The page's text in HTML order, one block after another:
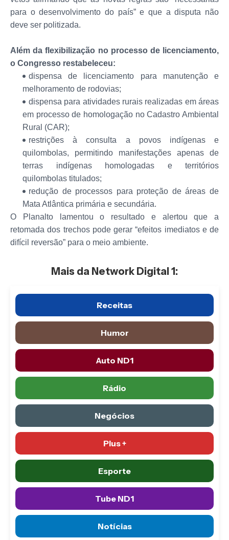
para o desenvolvimento do país” e que a disputa não
deve ser politizada.
Além da flexibilização no processo de licenciamento,
o Congresso restabeleceu:
dispensa de licenciamento para manutenção e
melhoramento de rodovias;
dispensa para atividades rurais realizadas em áreas
em processo de homologação no Cadastro Ambiental
Rural (CAR);
restrições à consulta a povos indígenas e
quilombolas, permitindo manifestações apenas de
terras indígenas homologadas e territórios
quilombolas titulados;
redução de processos para proteção de áreas de
Mata Atlântica primária e secundária.
O Planalto lamentou o resultado e alertou que a
retomada dos trechos pode gerar “efeitos imediatos e de
difícil reversão” para o meio ambiente.
Mais da Network Digital 1:
Receitas
Humor
Auto ND1
Rádio
Negócios
Plus +
Esporte
Tube ND1
Notícias